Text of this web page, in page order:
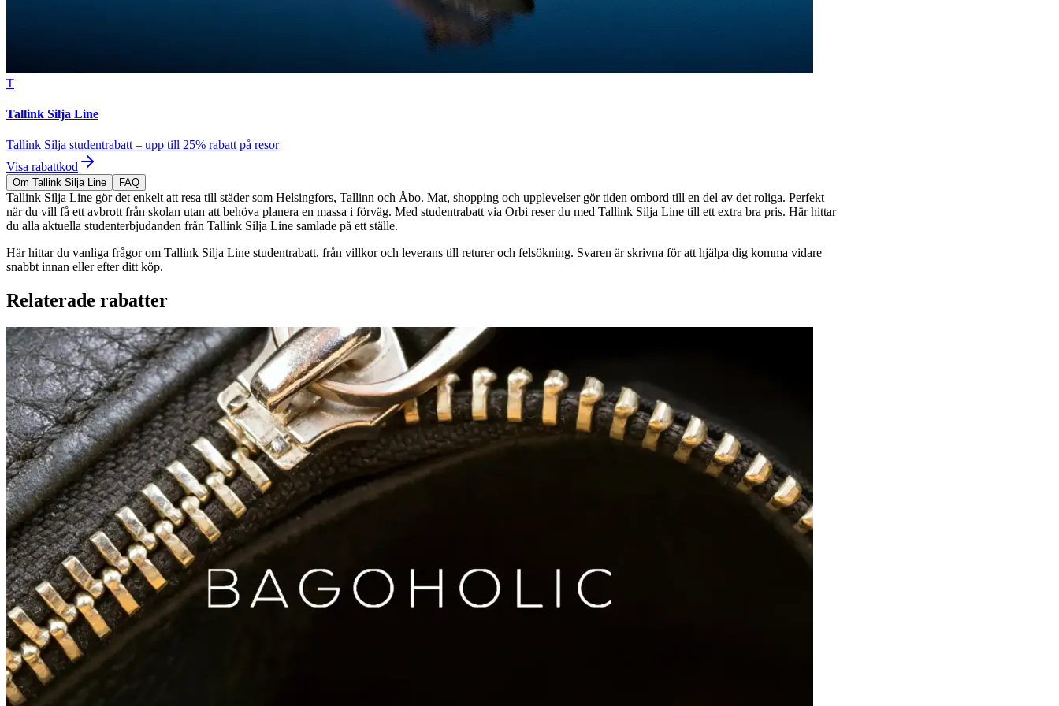
T
Tallink Silja Line
Tallink Silja studentrabatt – upp till 25% rabatt på resor
Visa rabattkod
Om Tallink Silja Line FAQ
Tallink Silja Line gör det enkelt att resa till städer som Helsingfors, Tallinn och Åbo. Mat, shopping och upplevelser gör tiden ombord till en del av det roliga. Perfekt
när du vill få ett avbrott från skolan utan att behöva planera en massa i förväg. Med studentrabatt via Orbi reser du med Tallink Silja Line till ett extra bra pris. Här hittar
du alla aktuella studenterbjudanden från Tallink Silja Line samlade på ett ställe.
Här hittar du vanliga frågor om Tallink Silja Line studentrabatt, från villkor och leverans till returer och felsökning. Svaren är skrivna för att hjälpa dig komma vidare
snabbt innan eller efter ditt köp.
Relaterade rabatter